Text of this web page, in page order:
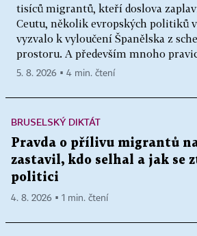
tisíců migrantů, kteří doslova
Ceutu, několik evropských politiků
vyzvalo k vyloučení Španělska z
prostoru. A především mnoho
5. 8. 2026 ▪ 4 min. čtení
BRUSELSKÝ DIKTÁT
Pravda o přílivu migrantů
zastavil, kdo selhal a jak se
politici
4. 8. 2026 ▪ 1 min. čtení